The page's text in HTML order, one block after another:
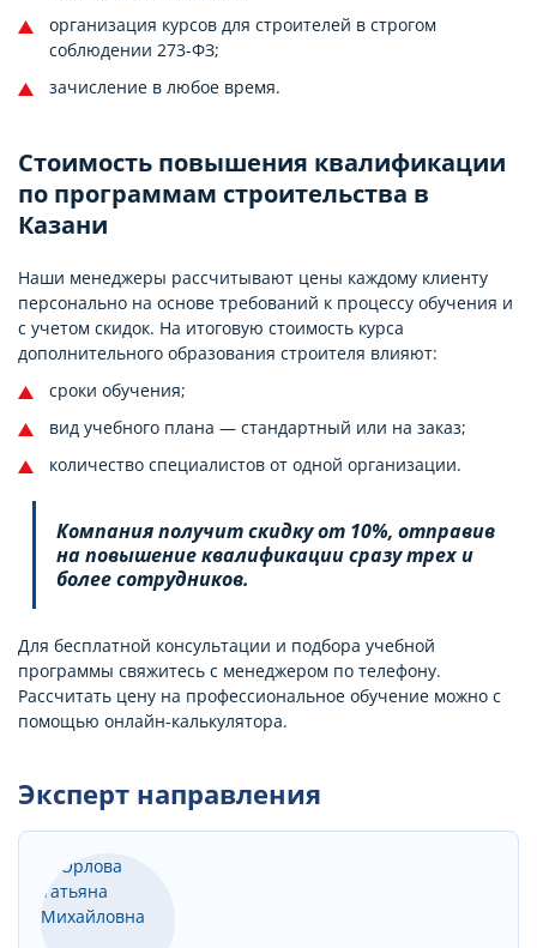
организация курсов для строителей в строгом
соблюдении 273-ФЗ;
зачисление в любое время.
Стоимость повышения квалификации
по программам строительства в
Казани
Наши менеджеры рассчитывают цены каждому клиенту
персонально на основе требований к процессу обучения и
с учетом скидок. На итоговую стоимость курса
дополнительного образования строителя влияют:
сроки обучения;
вид учебного плана — стандартный или на заказ;
количество специалистов от одной организации.
Компания получит скидку от 10%, отправив
на повышение квалификации сразу трех и
более сотрудников.
Для бесплатной консультации и подбора учебной
программы свяжитесь с менеджером по телефону.
Рассчитать цену на профессиональное обучение можно с
помощью онлайн-калькулятора.
Эксперт направления